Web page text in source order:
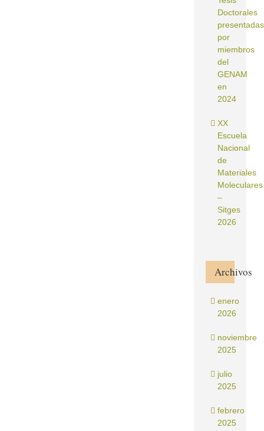
Doctorales
presentadas
por
miembros
del
GENAM
en
2024
XX
Escuela
Nacional
de
Materiales
Moleculares
–
Sitges
2026
Archivos
enero
2026
noviembre
2025
julio
2025
febrero
2025